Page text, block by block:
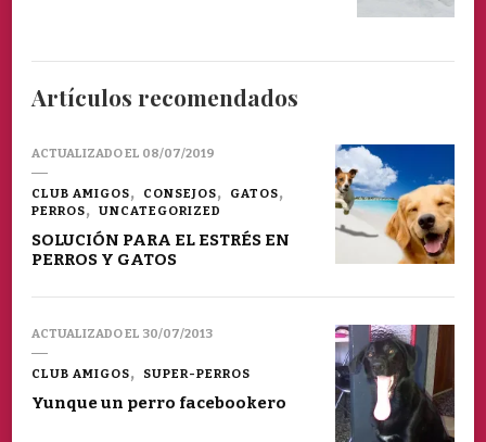
Artículos recomendados
ACTUALIZADO EL 08/07/2019
CLUB AMIGOS CONSEJOS
GATOS
PERROS
UNCATEGORIZED
SOLUCIÓN PARA EL ESTRÉS EN
PERROS Y GATOS
ACTUALIZADO EL 30/07/2013
CLUB AMIGOS SUPER-PERROS
Yunque un perro facebookero